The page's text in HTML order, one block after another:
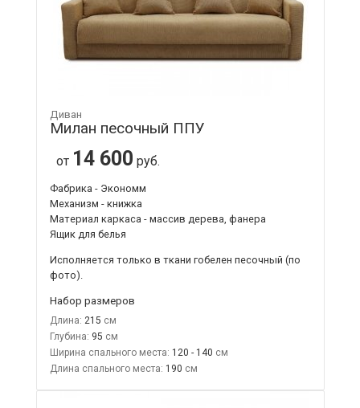
Диван
Милан песочный ППУ
от 14 600 руб.
Фабрика - Экономм
Механизм - книжка
Материал каркаса - массив дерева, фанера
Ящик для белья
Исполняется только в ткани гобелен песочный (по
фото).
Набор размеров
Длина: 215
Глубина: 95
Ширина спального места: 120 - 140
Длина спального места: 190